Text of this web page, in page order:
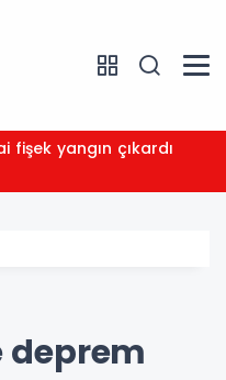
fişek yangın çıkardı